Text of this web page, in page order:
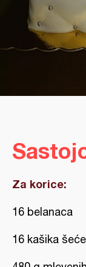
Za korice:
16 belanaca
16 kašika